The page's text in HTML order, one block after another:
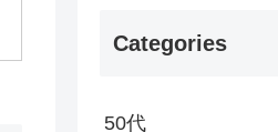
Categories
50代